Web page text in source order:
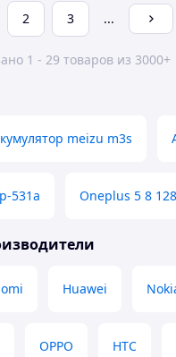
2 3 ...
1 - 29 товаров из 3000+
meizu m3s
531a Oneplus 5 8
Huawei
OPPO HTC